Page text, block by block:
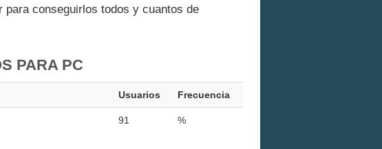
para conseguirlos todos y cuantos de
PARA PC
Usuarios Frecuencia
91 %